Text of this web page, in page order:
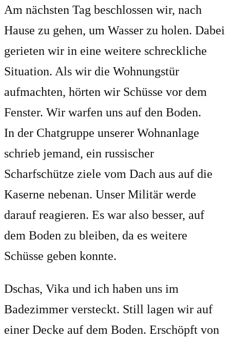
Am nächsten Tag beschlossen wir, nach
Hause zu gehen, um Wasser zu holen. Dabei
gerieten wir in eine weitere schreckliche
Situation. Als wir die Wohnungstür
aufmachten, hörten wir Schüsse vor dem
Fenster. Wir warfen uns auf den Boden.
In der Chatgruppe unserer Wohnanlage
schrieb jemand, ein russischer
Scharfschütze ziele vom Dach aus auf die
Kaserne nebenan. Unser Militär werde
darauf reagieren. Es war also besser, auf
dem Boden zu bleiben, da es weitere
Schüsse geben konnte.
Dschas, Vika und ich haben uns im
Badezimmer versteckt. Still lagen wir auf
einer Decke auf dem Boden. Erschöpft von